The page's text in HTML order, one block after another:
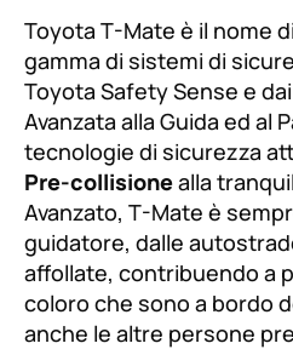
Toyota T-Mate è il nome
gamma di sistemi di
Toyota Safety Sense e
Avanzata alla Guida ed al
tecnologie di sicurezza
Pre-collisionealla
Avanzato, T-Mate è
guidatore, dalle
affollate, contribuendo a
coloro che sono a bordo
anche le altre persone